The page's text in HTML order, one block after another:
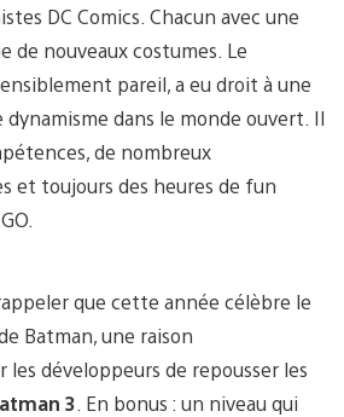
DC Comics. Chacun avec une
de nouveaux costumes. Le
pareil, a eu droit à une
dans le monde ouvert. Il
de nombreux
et toujours des heures de fun
que cette année célèbre le
Batman, une raison
développeurs de repousser les
3 . En bonus : un niveau qui